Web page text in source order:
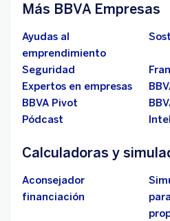
Más BBVA Empresas
Ayudas al
emprendimiento
Seguridad
Expertos en empresas
BBVA Pivot
Pódcast
Calculadoras y
Aconsejador
financiación